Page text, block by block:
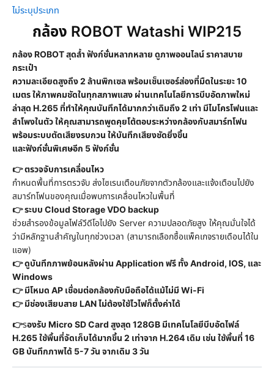
ไม่ระบุประเภท
กล้อง ROBOT Watashi WIP215
กล้อง ROBOT สุดล้ำ ฟังก์ชั่นหลากหลาย ดูภาพออนไลน์ ราคาสบาย
กระเป๋า
ความละเอียดสูงถึง 2 ล้านพิกเซล พร้อมเซ็นเซอร์ส่องที่มืดในระยะ 10
เมตร ให้ภาพคมชัดในทุกสภาพแสง ผ่านเทคโนโลยีการบีบอัดภาพใหม่
ล่าสุด H.265 ที่ทำให้คุณบันทึกได้มากกว่าเดิมถึง 2 เท่า มีไมโครโฟนและ
ลำโพงในตัว ให้คุณสามารถพูดคุยโต้ตอบระหว่างกล้องกับสมาร์ทโฟน
พร้อมระบบตัดเสียงรบกวน ให้บันทึกเสียงชัดยิ่งขึ้น
และฟังก์ชั่นพิเศษอีก 5 ฟังก์ชั่น
👉 ตรวจจับการเคลื่อนไหว
กำหนดพื้นที่การตรวจับ ส่งไซเรนเตือนภัยจากตัวกล้องและแจ้งเตือนไปยัง
สมาร์ทโฟนของคุณเมื่อพบการเคลื่อนไหวในพื้นที่
👉 ระบบ Cloud Storage VDO backup
ช่วยสำรองข้อมูลไฟล์วีดีโอไปยัง Server ความปลอดภัยสูง ให้คุณมั่นใจได้
ว่ามีหลักฐานสำคัญในทุกช่วงเวลา (สามารถเลือกซื้อแพ็คเกจรายเดือนได้ใน
แอพ)
👉 ดูบันทึกภาพย้อนหลังผ่าน Application ฟรี ทั้ง Android, IOS, และ
Windows
👉 มีโหมด AP เชื่อมต่อกล้องกับมือถือได้แม้ไม่มี Wi-Fi
👉 มีช่องเสียบสาย LAN ไม่ต้องใช้ไวไฟก็ตั้งค่าได้
👉รองรับ Micro SD Card สูงสุด 128GB มีเทคโนโลยีบีบอัดไฟล์
H.265 ใช้พื้นที่จัดเก็บได้มากขึ้น 2 เท่าจาก H.264 เดิม เช่น ใช้พื้นที่ 16
GB บันทึกภาพได้ 5-7 วัน จากเดิม 3 วัน